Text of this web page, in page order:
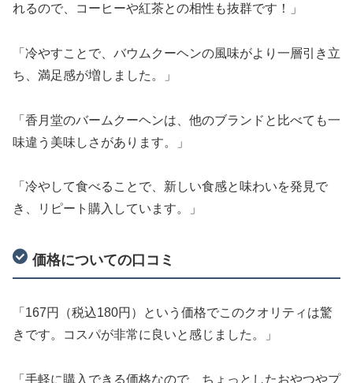
れるので、コーヒーや紅茶との相性も抜群です！」
「冷やすことで、バウムクーヘンの風味がより一層引き立
ち、満足感が増しました。」
「香月堂のバームクーヘンは、他のブランドと比べても一
味違う美味しさがあります。」
「冷やして食べることで、新しい食感と味わいを発見で
き、リピート購入しています。」
価格についての口コミ
「167円（税込180円）という価格でこのクオリティは驚
きです。コスパが非常に良いと感じました。」
「手軽に購入できる価格なので、ちょっとしたおやつやプ